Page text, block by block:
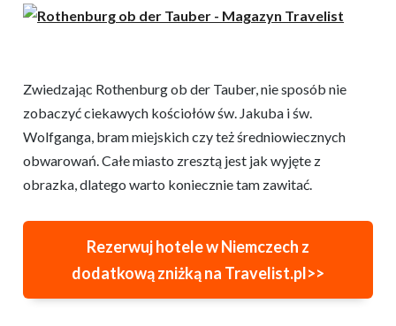
Zwiedzając Rothenburg ob der Tauber, nie sposób nie
zobaczyć ciekawych kościołów św. Jakuba i św.
Wolfganga, bram miejskich czy też średniowiecznych
obwarowań. Całe miasto zresztą jest jak wyjęte z
obrazka, dlatego warto koniecznie tam zawitać.
Rezerwuj hotele w Niemczech z
dodatkową zniżką na Travelist.pl>>